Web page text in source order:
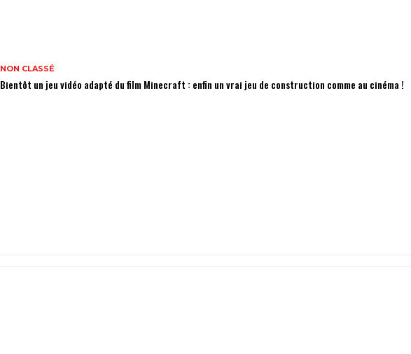
NON CLASSÉ
Bientôt un jeu vidéo adapté du film Minecraft : enfin un vrai jeu de construction comme au cinéma !